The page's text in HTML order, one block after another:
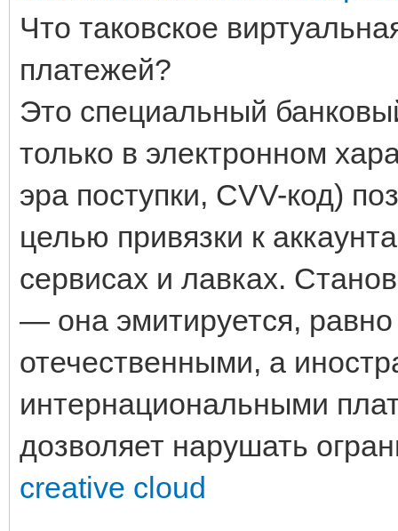
Что таковское
платежей?
Это специальный
только в электронном
эра поступки, CVV-код)
целью привязки к
сервисах и лавках.
— она эмитируется,
отечественными, а
интернациональными
дозволяет нарушать
creative cloud